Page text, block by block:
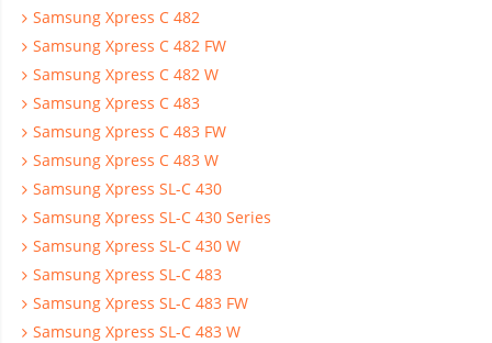
Samsung Xpress C 482
Samsung Xpress C 482 FW
Samsung Xpress C 482 W
Samsung Xpress C 483
Samsung Xpress C 483 FW
Samsung Xpress C 483 W
Samsung Xpress SL-C 430
Samsung Xpress SL-C 430 Series
Samsung Xpress SL-C 430 W
Samsung Xpress SL-C 483
Samsung Xpress SL-C 483 FW
Samsung Xpress SL-C 483 W